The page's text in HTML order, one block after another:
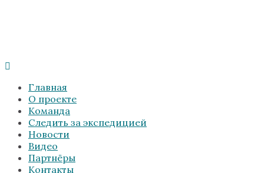
Главная
О проекте
Команда
Следить за экспедицией
Новости
Видео
Партнёры
Контакты